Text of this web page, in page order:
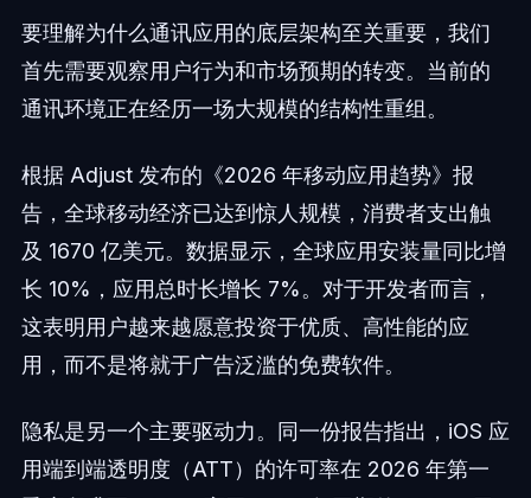
要理解为什么通讯应用的底层架构至关重要，我们
首先需要观察用户行为和市场预期的转变。当前的
通讯环境正在经历一场大规模的结构性重组。
根据 Adjust 发布的《2026 年移动应用趋势》报
告，全球移动经济已达到惊人规模，消费者支出触
及 1670 亿美元。数据显示，全球应用安装量同比增
长 10%，应用总时长增长 7%。对于开发者而言，
这表明用户越来越愿意投资于优质、高性能的应
用，而不是将就于广告泛滥的免费软件。
隐私是另一个主要驱动力。同一份报告指出，iOS 应
用端到端透明度（ATT）的许可率在 2026 年第一